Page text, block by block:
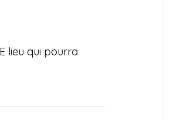
lieu qui pourra